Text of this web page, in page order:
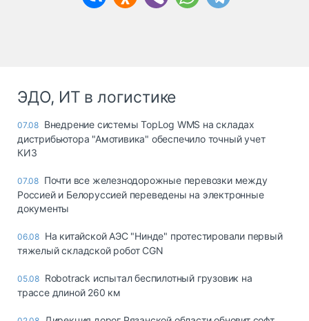
ЭДО, ИТ в логистике
07.08 Внедрение системы TopLog WMS на складах
дистрибьютора "Амотивика" обеспечило точный учет
КИЗ
07.08 Почти все железнодорожные перевозки между
Россией и Белоруссией переведены на электронные
документы
06.08 На китайской АЭС "Нинде" протестировали первый
тяжелый складской робот CGN
05.08 Robotrack испытал беспилотный грузовик на
трассе длиной 260 км